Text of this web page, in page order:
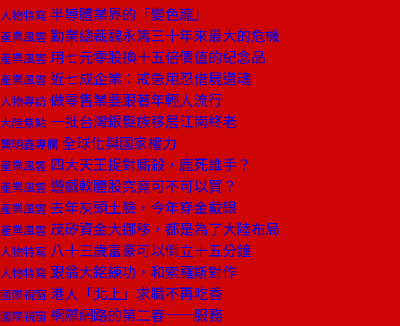
人物特寫 半導體業界的「變色龍」
產業風雲 勤業總裁魏永篤三十年來最大的危機
產業風雲 用七元零股換十五倍價值的紀念品
產業風雲 近七成企業：戒急用忍借屍還魂
人物專訪 做零售業要跟著年輕人流行
大陸焦點 一批台灣銀髮族移居江南終老
龔明鑫專欄 全球化與國家權力
產業風雲 四大天王捉對廝殺，鹿死誰手？
產業風雲 遊戲軟體股究竟可不可以買？
產業風雲 去年灰頭土臉，今年穿金戴銀
產業風雲 茂矽資金大挪移，都是為了大陸布局
人物特寫 八十三歲富豪可以倒立十五分鐘
人物特寫 跟翁大銘練功，和索羅斯對作
國際視窗 港人「北上」求職不再吃香
國際視窗 網際網路的第二春──服務